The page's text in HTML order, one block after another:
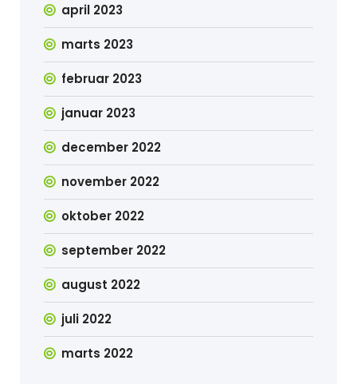
april 2023
marts 2023
februar 2023
januar 2023
december 2022
november 2022
oktober 2022
september 2022
august 2022
juli 2022
marts 2022